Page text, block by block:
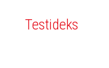
Testideks